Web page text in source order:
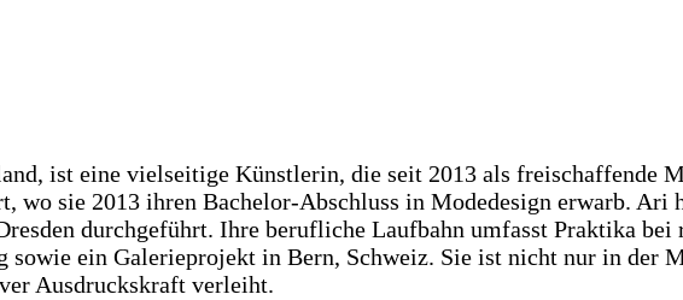
ist eine vielseitige Künstlerin, die seit 2013 als freischaffende
sie 2013 ihren Bachelor-Abschluss in Modedesign erwarb. Ari
durchgeführt. Ihre berufliche Laufbahn umfasst Praktika bei
ein Galerieprojekt in Bern, Schweiz. Sie ist nicht nur in der
Ausdruckskraft verleiht.